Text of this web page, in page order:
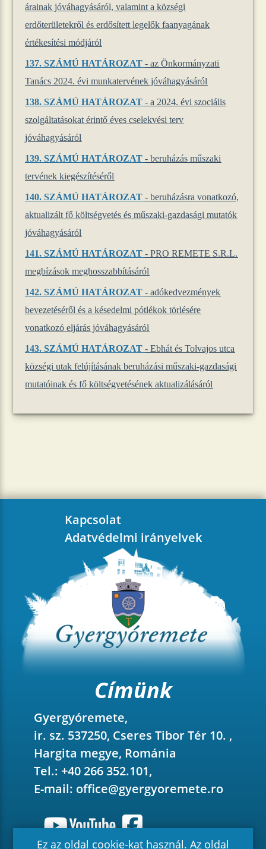
árainak jóváhagyásáról, valamint a községi
erdőterületekről és erdősített legelők faanyagának
értékesítési módjáról
137. SZÁMÚ HATÁROZAT- az Önkormányzati
Tanács 2024. évi munkatervének jóváhagyásáról
138. SZÁMÚ HATÁROZAT- a 2024. évi szociális
szolgáltatásokat érintő éves cselekvési terv
jóváhagyásáról
139. SZÁMÚ HATÁROZAT- beruházás műszaki
tervének kiegészítéséről
140. SZÁMÚ HATÁROZAT- beruházásra vonatkozó,
aktualizált fő költségvetés és műszaki-gazdasági mutatók
jóváhagyásáról
141. SZÁMÚ HATÁROZAT- PRO REMETE S.R.L.
megbízások meghosszabbításáról
142. SZÁMÚ HATÁROZAT- adókedvezmények
bevezetéséről és a késedelmi pótlékok törlésére
vonatkozó eljárás jóváhagyásáról
143. SZÁMÚ HATÁROZAT- Ebhát és Tolvajos utca
községi utak felújításának beruházási műszaki-gazdasági
mutatóinak és fő költségvetésének aktualizálásáról
Kapcsolat
Adatvédelmi irányelvek
Címünk
Gyergyóremete,
ir. sz. 537250, Cseres Tibor Tér 10. ,
Hargita megye, Románia
Tel.: +40 266 352.101,
E-mail: office@gyergyoremete.ro
Ez az oldal cookie-kat használ. Az oldal